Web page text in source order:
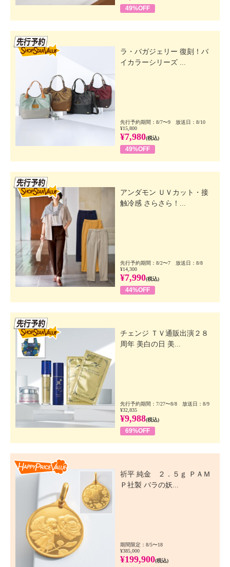
49%OFF
ラ・バガジェリー 復刻！バ
イカラーシリーズ ...
先行予約期間：8/7〜9 放送日：8/10
¥15,800
¥7,980(税込)
49%OFF
アンダモン ＵＶカット・接
触冷感 さらさら！...
先行予約期間：8/2〜7 放送日：8/8
¥14,300
¥7,990(税込)
44%OFF
チェンジ ＴＶ通販出演２８
周年 美白の日 美...
先行予約期間：7/27〜8/8 放送日：8/9
¥32,835
¥9,988(税込)
69%OFF
祈平 純金 ２．５ｇ ＰＡＭ
Ｐ社製 バラの妖...
期間限定：8/5〜18
¥385,000
¥199,900(税込)